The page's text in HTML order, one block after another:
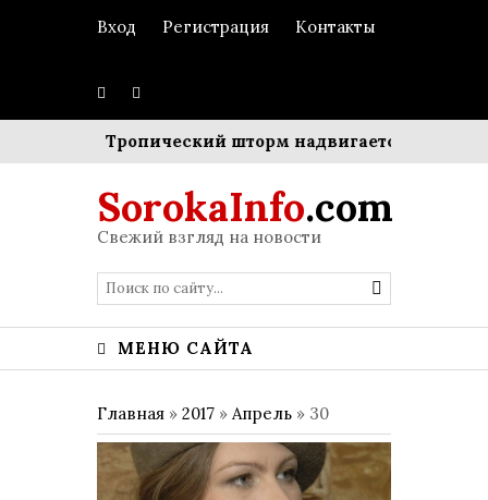
Вход Регистрация Контакты
Тропический шторм надвигается на
SorokaInfo.com
Свежий взгляд на новости
МЕНЮ САЙТА
Главная » 2017 » Апрель » 30